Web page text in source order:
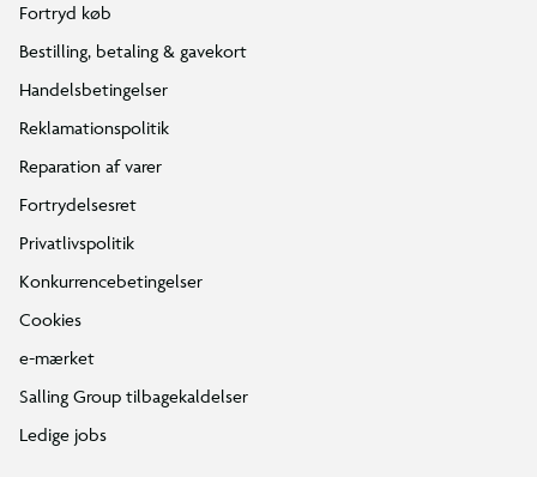
Fortryd køb
Bestilling, betaling & gavekort
Handelsbetingelser
Reklamationspolitik
Reparation af varer
Fortrydelsesret
Privatlivspolitik
Konkurrencebetingelser
Cookies
e-mærket
Salling Group tilbagekaldelser
Ledige jobs